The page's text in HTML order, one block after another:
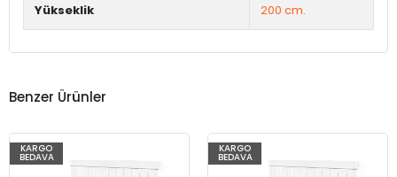
Yükseklik 200 cm.
Benzer Ürünler
KARGO
BEDAVA
KARGO
BEDAVA